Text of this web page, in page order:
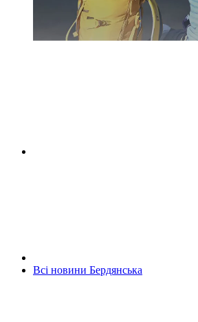
Всі новини Бердянська